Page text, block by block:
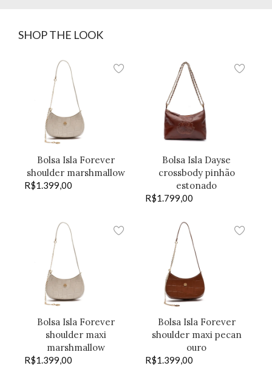
SHOP THE LOOK
Bolsa Isla Forever
shoulder marshmallow
R$1.399,00
Bolsa Isla Dayse
crossbody pinhão
estonado
R$1.799,00
Bolsa Isla Forever
shoulder maxi
marshmallow
R$1.399,00
Bolsa Isla Forever
shoulder maxi pecan
ouro
R$1.399,00